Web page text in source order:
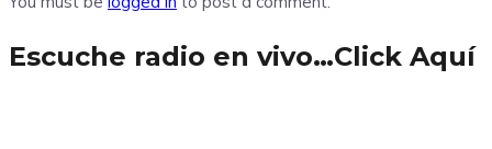
Escuche radio en vivo…Click Aquí